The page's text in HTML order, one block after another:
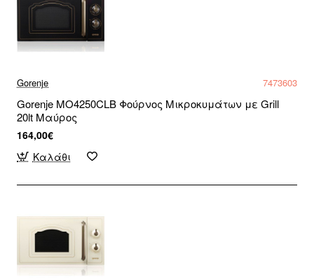
Gorenje 7473603
Gorenje MO4250CLB Φούρνος Μικροκυμάτων με Grill
20lt Μαύρος
164,00€
Καλάθι